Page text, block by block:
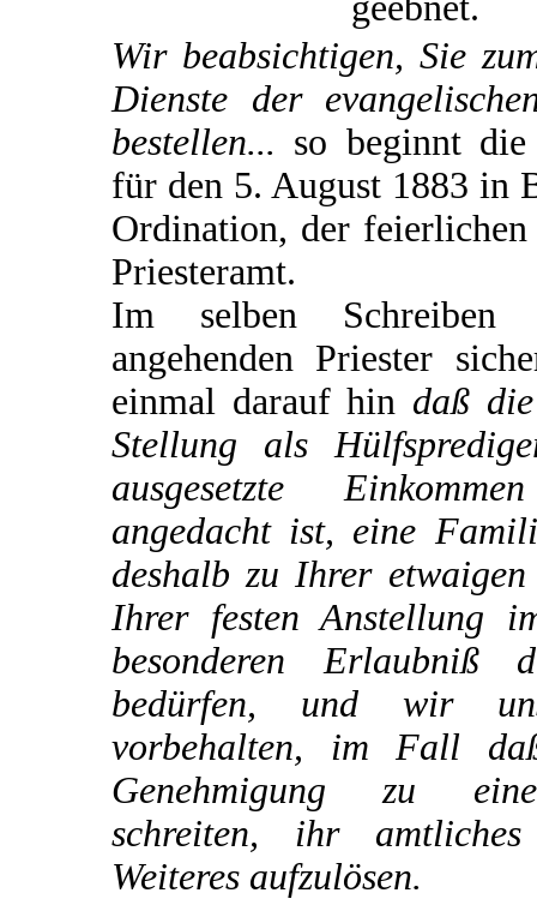
Wir beabsichtigen, Sie
Dienste der
bestellen... so beginnt
für den 5. August 1883 in
Ordination, der
Priesteramt.
Im selben
angehenden Priester
einmal darauf hin daß
Stellung als
ausgesetzte
angedacht ist, eine
deshalb zu Ihrer
Ihrer festen Anstellung
besonderen Erlaubniß
bedürfen, und wir
vorbehalten, im Fall
Genehmigung zu
schreiten, ihr
Weiteres aufzulösen.